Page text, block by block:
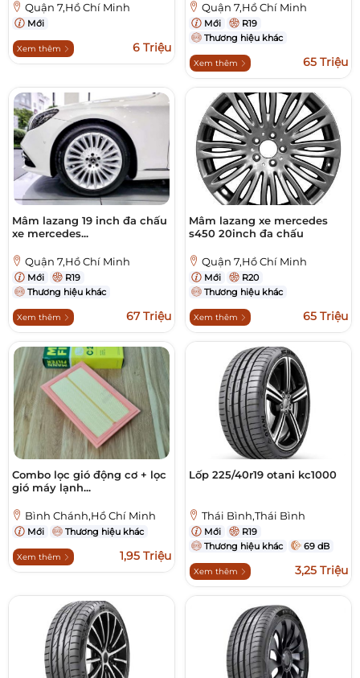
Quận 7,Hồ Chí Minh
Mới
Xem thêm 6 Triệu
Quận 7,Hồ Chí Minh
Mới
R19
Thương hiệu khác
Xem thêm 65 Triệu
Mâm lazang 19 inch đa chấu
xe mercedes...
Quận 7,Hồ Chí Minh
Mới
R19
Thương hiệu khác
Xem thêm 67 Triệu
Mâm lazang xe mercedes
s450 20inch đa chấu
Quận 7,Hồ Chí Minh
Mới
R20
Thương hiệu khác
Xem thêm 65 Triệu
Combo lọc gió động cơ + lọc
gió máy lạnh...
Bình Chánh,Hồ Chí Minh
Mới Thương hiệu khác
Xem thêm 1,95 Triệu
Lốp 225/40r19 otani kc1000
Thái Bình,Thái Bình
Mới
R19
Thương hiệu khác
69 dB
Xem thêm 3,25 Triệu